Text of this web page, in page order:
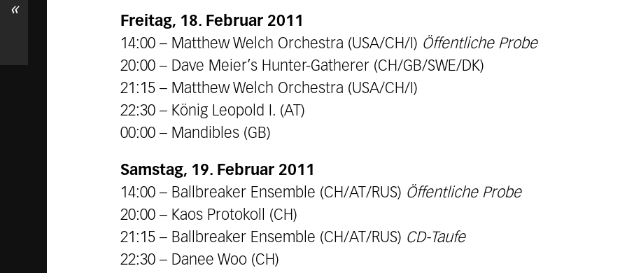
Freitag, 18. Februar 2011
14:00 – Matthew Welch Orchestra (USA/CH/I) Öffentliche Probe
20:00 – Dave Meier’s Hunter-Gatherer (CH/GB/SWE/DK)
21:15 – Matthew Welch Orchestra (USA/CH/I)
22:30 – König Leopold I. (AT)
00:00 – Mandibles (GB)
Samstag, 19. Februar 2011
14:00 – Ballbreaker Ensemble (CH/AT/RUS) Öffentliche Probe
20:00 – Kaos Protokoll (CH)
21:15 – Ballbreaker Ensemble (CH/AT/RUS) CD-Taufe
22:30 – Danee Woo (CH)
«